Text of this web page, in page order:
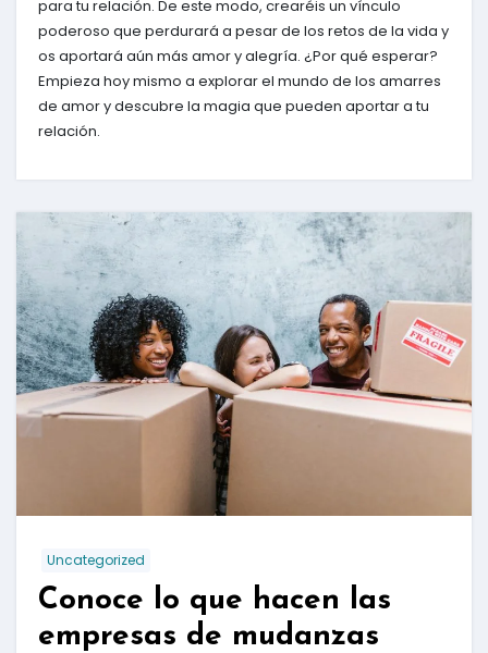
para tu relación. De este modo, crearéis un vínculo
poderoso que perdurará a pesar de los retos de la vida y
os aportará aún más amor y alegría. ¿Por qué esperar?
Empieza hoy mismo a explorar el mundo de los amarres
de amor y descubre la magia que pueden aportar a tu
relación.
Uncategorized
Conoce lo que hacen las
empresas de mudanzas